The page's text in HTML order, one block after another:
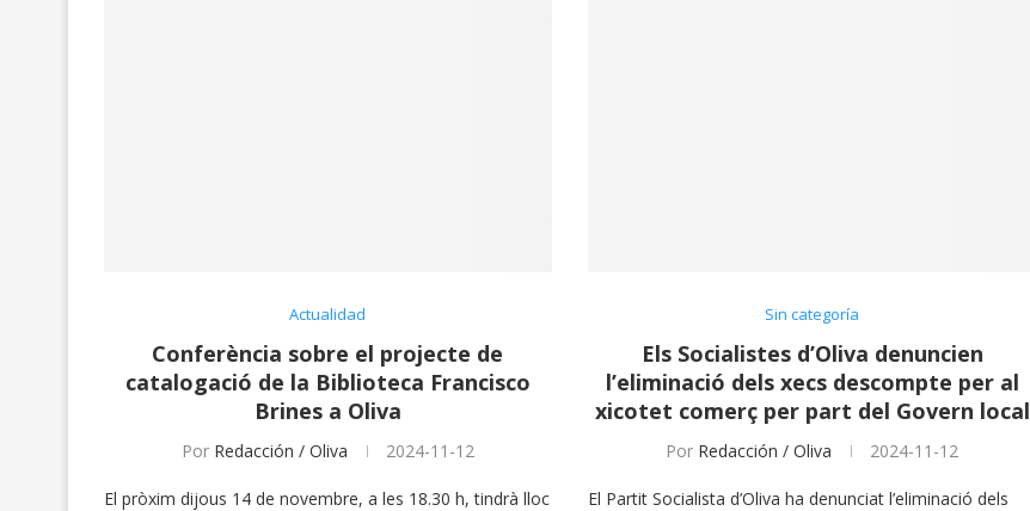
Actualidad
Conferència sobre el projecte de
catalogació de la Biblioteca Francisco
Brines a Oliva
Por Redacción / Oliva 2024-11-12
El pròxim dijous 14 de novembre, a les 18.30 h, tindrà lloc
Sin categoría
Els Socialistes d’Oliva denuncien
l’eliminació dels xecs descompte per al
xicotet comerç per part del Govern local
Por Redacción / Oliva 2024-11-12
El Partit Socialista d’Oliva ha denunciat l’eliminació dels